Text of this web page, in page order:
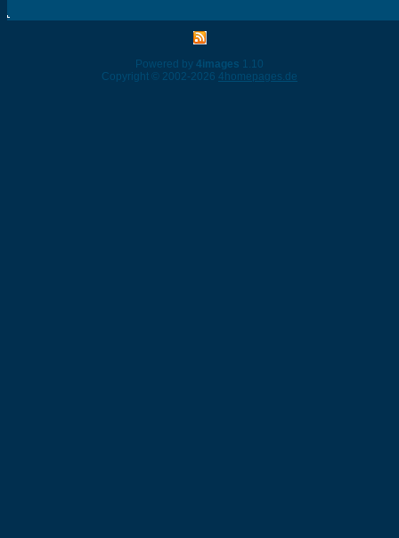
Powered by 4images 1.10
Copyright © 2002-2026 4homepages.de